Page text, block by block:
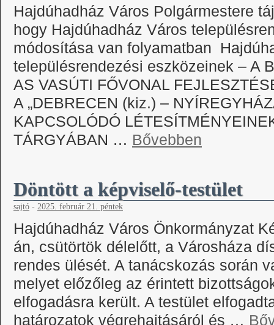
Hajdúhadház Város Polgármestere
hogy Hajdúhadház Város
módosítása van folyamatban
településrendezési eszközeinek – A
AS VASÚTI FŐVONAL
A „DEBRECEN (kiz.) –
KAPCSOLÓDÓ
TÁRGYÁBAN … Bővebben
Döntött a képviselő-testület
sajtó - 2025. február 21. péntek
Hajdúhadház Város Önkormányzat
án, csütörtök délelőtt, a Városháza
rendes ülését. A tanácskozás során
melyet előzőleg az érintett
elfogadásra került. A testület
határozatok végrehajtásáról és …